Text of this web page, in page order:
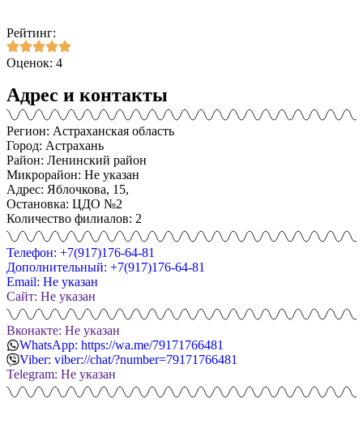
Рейтинг:
Оценок: 4
Адрес и контакты
Регион: Астраханская область
Город: Астрахань
Район: Ленинский район
Микрорайон: Не указан
Адрес: Яблочкова, 15,
Остановка: ЦДО №2
Количество филиалов: 2
Телефон: +7(917)176-64-81
Дополнительный: +7(917)176-64-81
Email: Не указан
Сайт: Не указан
Вконакте: Не указан
WhatsApp: https://wa.me/79171766481
Viber: viber://chat/?number=79171766481
Telegram: Не указан